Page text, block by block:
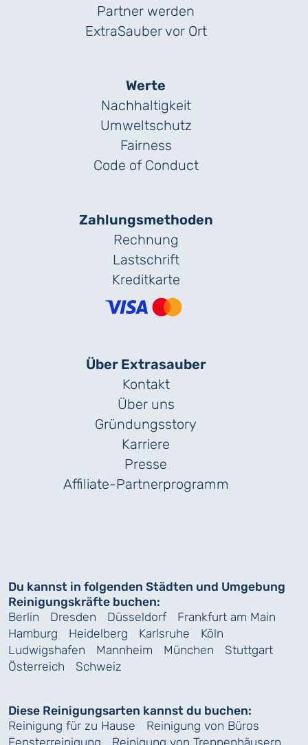
Partner werden
ExtraSauber vor Ort
Werte
Nachhaltigkeit
Umweltschutz
Fairness
Code of Conduct
Zahlungs­methoden
Rechnung
Lastschrift
Kreditkarte
Über Extrasauber
Kontakt
Über uns
Gründungs­story
Karriere
Presse
Affiliate-Partnerprogramm
Du kannst in folgenden Städten und Umgebung
Reinigungskräfte buchen:
Berlin
Dresden Düsseldorf
Frankfurt am Main
Hamburg
Heidelberg Karlsruhe
Köln
Ludwigshafen
Mannheim München
Stuttgart
Österreich
Schweiz
Diese Reinigungsarten kannst du buchen:
Reinigung für zu Hause
Reinigung von Büros
Fensterreinigung
Reinigung von Treppenhäusern